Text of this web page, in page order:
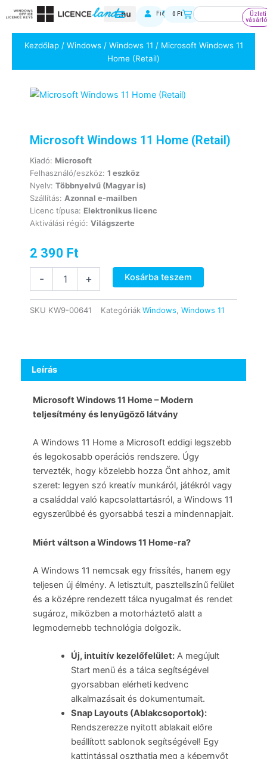
to
content
Fiókom
0 FtKosárKeresés
Üzleti
Kezdőlap/ Windows/ Windows 11 / Microsoft Windows 11
Home (Retail)
Microsoft Windows 11 Home (Retail)
Kiadó: Microsoft
Felhasználó/eszköz: 1 eszköz
Nyelv: Többnyelvű (Magyar is)
Szállítás: Azonnal e-mailben
Licenc típusa: Elektronikus licenc
Aktiválási régió: Világszerte
2 390 Ft
-
Windows
Home
+ Kosárba teszem
SKU KW9-00641 Kategóriák Windows Windows 11
Leírás
Microsoft Windows 11 Home – Modern
teljesítmény és lenyűgöző látvány
A Windows 11 Home a Microsoft eddigi legszebb
és legokosabb operációs rendszere. Úgy
tervezték, hogy közelebb hozza Önt ahhoz, amit
szeret: legyen szó kreatív munkáról, játékról vagy
a családdal való kapcsolattartásról, a Windows 11
egyszerűbbé és gyorsabbá teszi a mindennapjait.
Miért váltson a Windows 11 Home-ra?
A Windows 11 nemcsak egy frissítés, hanem egy
teljesen új élmény. A letisztult, pasztellszínű felület
és a középre rendezett tálca nyugalmat és rendet
sugároz, miközben a motorháztető alatt a
legmodernebb technológia dolgozik.
Új, intuitív kezelőfelület:A megújult
Start menü és a tálca segítségével
gyorsabban elérheti kedvenc
alkalmazásait és dokumentumait.
Snap Layouts (Ablakcsoportok):
Rendszerezze nyitott ablakait előre
beállított sablonok segítségével! Egy
kattintással oszthatja meg a képernyőt